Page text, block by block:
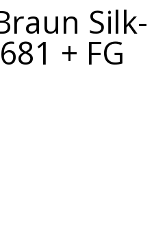
Silk-
+ FG